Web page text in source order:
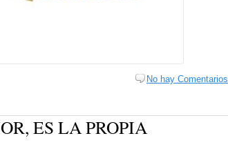
No hay Comentarios
ES LA PROPIA